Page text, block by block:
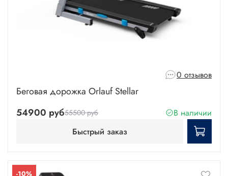
0 отзывов
Беговая дорожка Orlauf Stellar
54900 руб55500 руб
В наличии
Быстрый заказ
-10%